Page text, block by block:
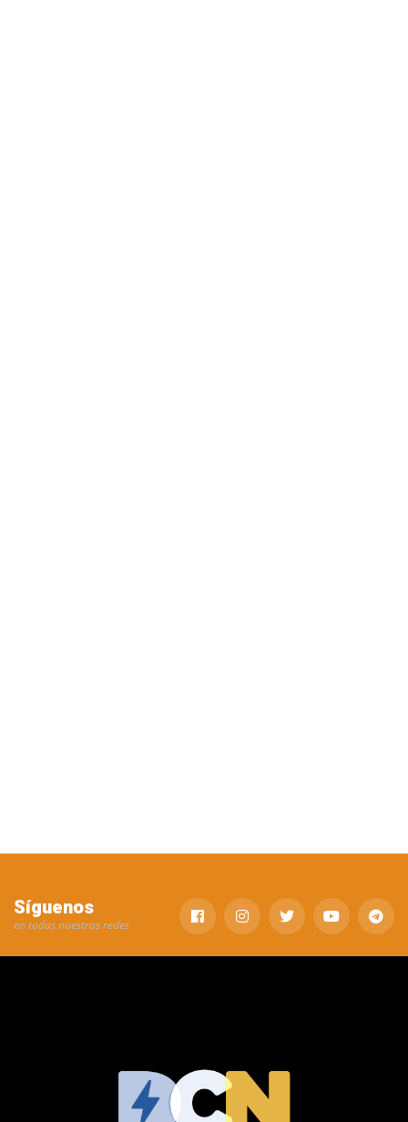
Síguenos
en todas nuestras redes